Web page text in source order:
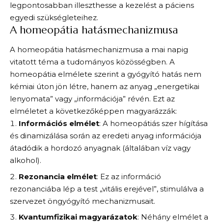
legpontosabban illeszthesse a kezelést a páciens
egyedi szükségleteihez.
A homeopátia hatásmechanizmusa
A homeopátia hatásmechanizmusa a mai napig
vitatott téma a tudományos közösségben. A
homeopátia elmélete szerint a gyógyító hatás nem
kémiai úton jön létre, hanem az anyag „energetikai
lenyomata” vagy „információja” révén. Ezt az
elméletet a következőképpen magyarázzák:
Információs elmélet: A homeopátiás szer hígítása
és dinamizálása során az eredeti anyag információja
átadódik a hordozó anyagnak (általában víz vagy
alkohol).
Rezonancia elmélet: Ez az információ
rezonanciába lép a test „vitális erejével”, stimulálva a
szervezet öngyógyító mechanizmusait.
Kvantumfizikai magyarázatok: Néhány elmélet a